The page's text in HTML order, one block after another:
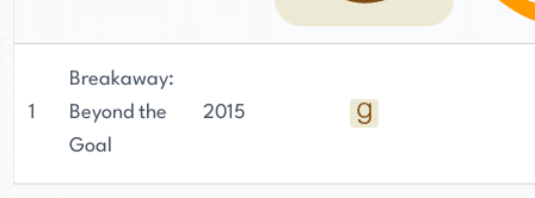
1
Breakaway:
Beyond the
Goal
2015